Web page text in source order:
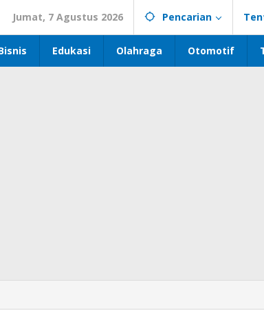
Jumat, 7 Agustus 2026 Pencarian
Edukasi Olahraga Otomotif